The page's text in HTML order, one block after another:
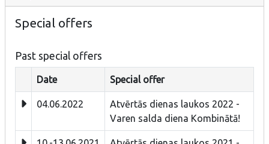
Special offers
Past special offers
Date Special offer
04.06.2022
Atvērtās dienas laukos 2022 -
Varen salda diena Kombinātā!